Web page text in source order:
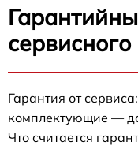
Гарантия от
комплектующие —
Что считается